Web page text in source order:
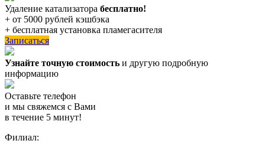
Удаление катализатора бесплатно!
+ от 5000 рублей кэшбэка
+ бесплатная установка пламегасителя
Записаться
Узнайте точную стоимость и другую подробную
информацию
Оставьте телефон
и мы свяжемся с Вами
в течение 5 минут!
Филиал: